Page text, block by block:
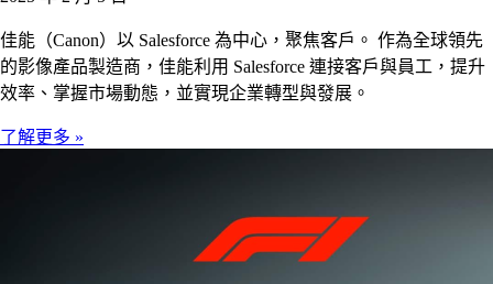
佳能（Canon）以 Salesforce 為中心，聚焦客戶。 作為全球領先
的影像產品製造商，佳能利用 Salesforce 連接客戶與員工，提升
效率、掌握市場動態，並實現企業轉型與發展。
了解更多 »